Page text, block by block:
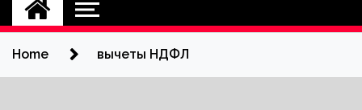
Home вычеты НДФЛ